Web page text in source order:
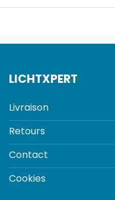
LICHTXPERT
Livraison
Retours
Contact
Cookies